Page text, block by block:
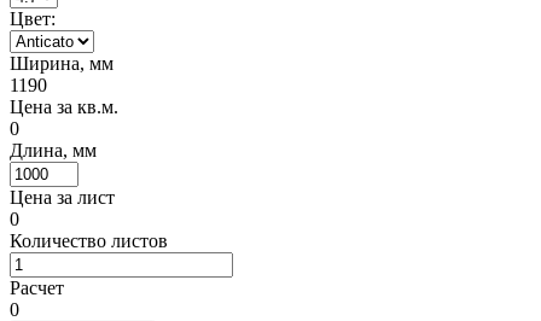
Цвет:
Ширина, мм
1190
Цена за кв.м.
0
Длина, мм
Цена за лист
0
Количество листов
Расчет
0